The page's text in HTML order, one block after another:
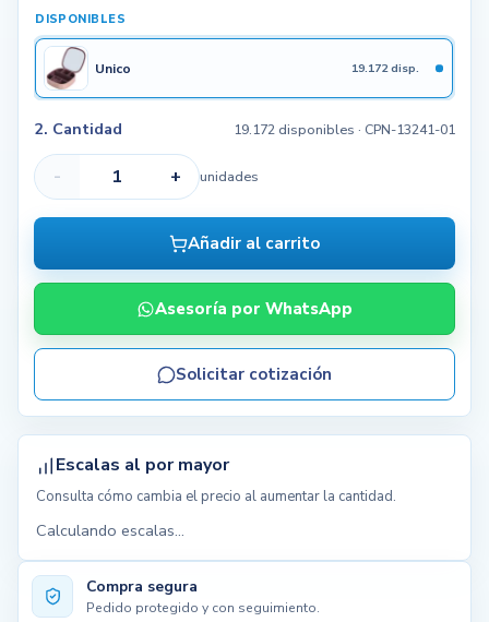
Compra segura
Pedido protegido y con seguimiento.
DISPONIBLES
Unico 19.172 disp.
2. Cantidad 19.172 disponibles · CPN-13241-01
- + unidades
Añadir al carrito
Asesoría por WhatsApp
Solicitar cotización
Escalas al por mayor
Consulta cómo cambia el precio al aumentar la cantidad.
Calculando escalas...